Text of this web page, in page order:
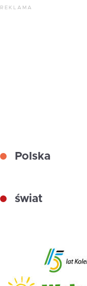
REKLAMA
Polska
świat